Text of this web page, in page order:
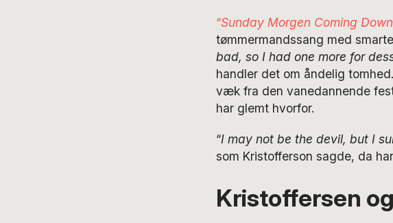
“Sunday Morgen Coming Down
tømmermandssang med smarte
bad, so I had one more for
handler det om åndelig
væk fra den vanedannende
har glemt hvorfor.
“I may not be the devil, but I
som Kristofferson sagde, da
Kristoffersen